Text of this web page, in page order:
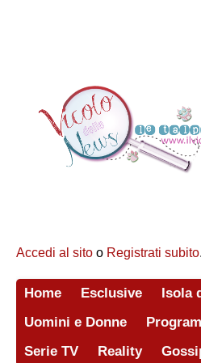
Accedi al sito o Registrati subito.
Home Esclusive
Isola
Uomini e Donne
Serie TV
Reality